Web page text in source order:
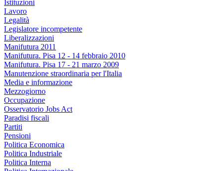
Istituzioni
Lavoro
Legalità
Legislatore incompetente
Liberalizzazioni
Manifutura 2011
Manifutura. Pisa 12 - 14 febbraio 2010
Manifutura. Pisa 17 - 21 marzo 2009
Manutenzione straordinaria per l'Italia
Media e informazione
Mezzogiorno
Occupazione
Osservatorio Jobs Act
Paradisi fiscali
Partiti
Pensioni
Politica Economica
Politica Industriale
Politica Interna